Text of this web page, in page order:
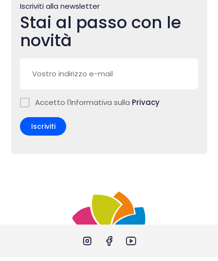
Iscriviti alla newsletter
Stai al passo con le
novità
Accetto l'Informativa sulla Privacy
Iscriviti